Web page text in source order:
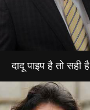
दादू पाइप है तो सही है